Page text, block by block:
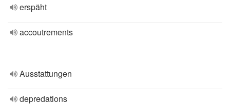
erspäht
accoutrements
Ausstattungen
depredations